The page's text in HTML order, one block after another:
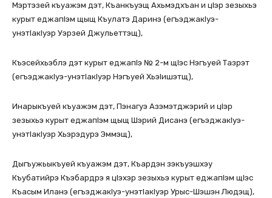
Мэртэзей къуажэм дэт, Къанкъуэщ Ахьмэдхъан и цIэр зезыхьэ
курыт еджапIэм щыщ Къулатэ Даринэ (егъэджакIуэ-
унэтIакIуэр Уэрзей Джульеттэщ),
Къэсейхьэблэ дэт курыт еджапIэ № 2-м щIэс Нэгъуей Тазрэт
(егъэджакIуэ-унэтIакIуэр Нэгъуей ХьэIишэтщ),
Инарыкъуей къуажэм дэт, Пэнагуэ Азэмэтджэрий и цIэр
зезыхьэ курыт еджапIэм щыщ Шэрий Дисанэ (егъэджакIуэ-
унэтIакIуэр Хьэрэдурэ Эммэщ),
Дыгъужьыкъуей къуажэм дэт, Къардэн зэкъуэшхэу
Къубатийрэ Къэбардрэ я цIэхэр зезыхьэ курыт еджапIэм щIэс
Къасым Иланэ (егъэджакIуэ-унэтIакIуэр Урыс-Шэшэн Людэщ),